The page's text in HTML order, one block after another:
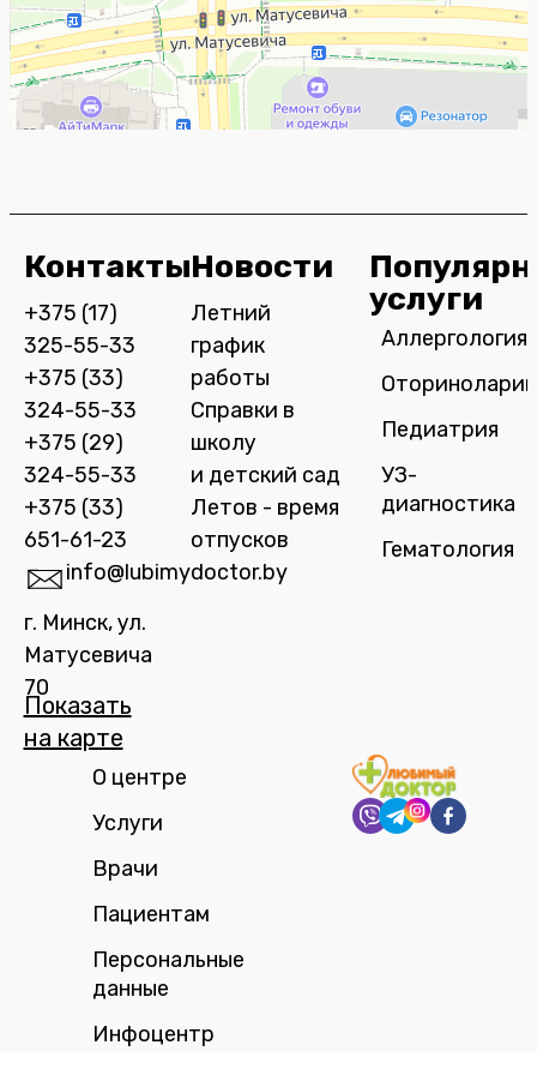
Контакты
+375 (17)
325-55-33
+375 (33)
324-55-33
+375 (29)
324-55-33
+375 (33)
651-61-23
info@lubimydoctor.by
г. Минск, ул.
Матусевича
70
Показать
на карте​
Новости
Летний
график
работы
Справки в
школу
и детский сад
Летов - время
отпусков
услуги
Аллергология
Педиатрия
УЗ-
диагностика
Гематология
О центре
Услуги
Врачи
Пациентам
Персональные
данные
Инфоцентр